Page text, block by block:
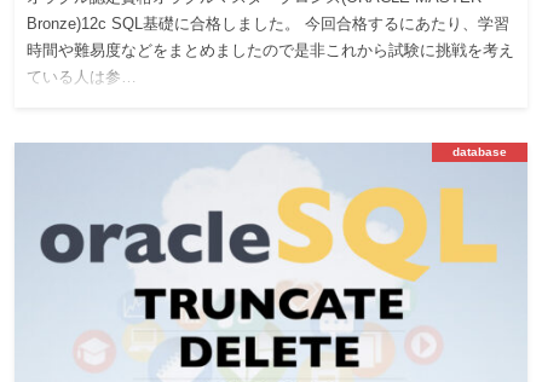
Bronze)12c SQL基礎に合格しました。 今回合格するにあたり、学習
時間や難易度などをまとめましたので是非これから試験に挑戦を考え
ている人は参…
database